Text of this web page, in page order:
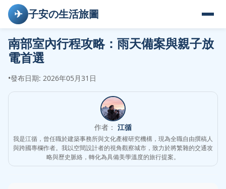
✈ 子安の生活旅圖
南部室內行程攻略：雨天備案與親子放
電首選
•發布日期: 2026年05月31日
作者： 江循
我是江循，曾任職於建築事務所與文化產權研究機構，現為全職自由撰稿人
與跨國專欄作者。我以空間設計者的視角觀察城市，致力於將繁雜的交通攻
略與歷史脈絡，轉化為具備美學溫度的旅行提案。